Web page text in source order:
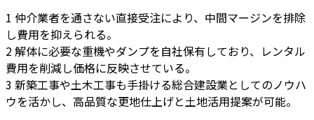
1 仲介業者を通さない直接受注により、中間マージンを排除
し費用を抑えられる。
2解体に必要な重機やダンプを自社保有しており、レンタル
費用を削減し価格に反映させている。
3 新築工事や土木工事も手掛ける総合建設業としてのノウハ
ウを活かし、高品質な更地仕上げと土地活用提案が可能。